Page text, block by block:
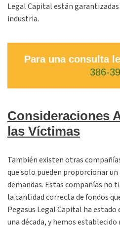
Legal Capital están
industria.
Para una consulta
386-
Consideraciones
las Víctimas
También existen otras
que solo pueden proporcionar
demandas. Estas compañías no
la cantidad correcta de fondos
Pegasus Legal Capital ha
una década, y hemos